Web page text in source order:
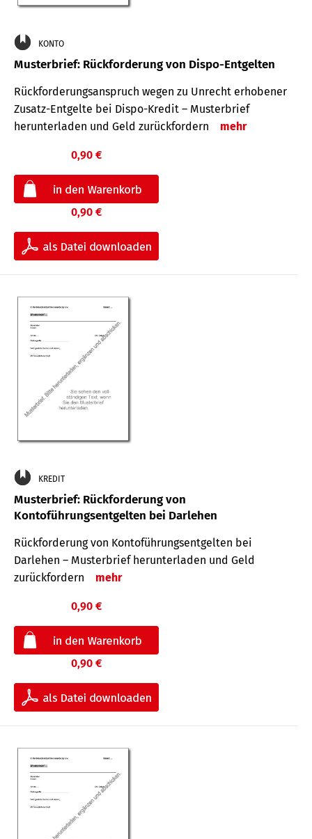
KONTO
Musterbrief: Rückforderung von Dispo-Entgelten
Rückforderungsanspruch wegen zu Unrecht erhobener
Zusatz-Entgelte bei Dispo-Kredit – Musterbrief
herunterladen und Geld zurückfordern
mehr
0,90 €
0,90 €
KREDIT
Musterbrief: Rückforderung von
Kontoführungsentgelten bei Darlehen
Rückforderung von Kontoführungsentgelten bei
Darlehen – Musterbrief herunterladen und Geld
zurückfordern
mehr
0,90 €
0,90 €